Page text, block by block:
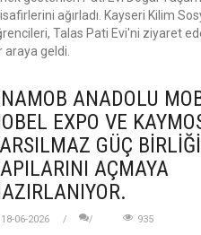
ağırladı. Kayseri Kilim
Talas Pati Evi'ni ziyaret
araya geldi.
ANADOLU
EXPO VE
GÜÇ
AÇMAYA
18-06-2026 935
KAYSERI’DE